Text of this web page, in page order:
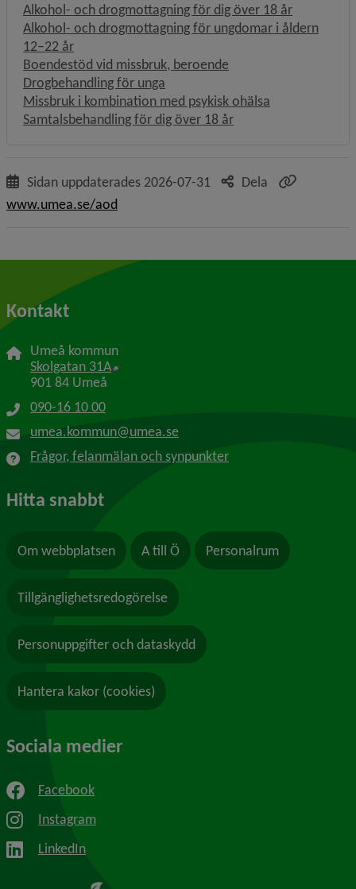
Alkohol- och drogmottagning för dig över 18 år
Alkohol- och drogmottagning för ungdomar i åldern
12–22 år
Boendestöd vid missbruk, beroende
Drogbehandling för unga
Missbruk i kombination med psykisk ohälsa
Samtalsbehandling för dig över 18 år
Sidan uppdaterades 2026-07-31
Dela
www.umea.se/aod
Kontakt
Umeå kommun
Skolgatan 31A Länk till annan webbplats, öppnas i nytt
901 84 Umeå
090-16 10 00
umea.kommun@umea.se
Frågor, felanmälan och synpunkter
Hitta snabbt
Om webbplatsen A till Ö Personalrum
Tillgänglighetsredogörelse
Personuppgifter och dataskydd
Hantera kakor (cookies)
Sociala medier
Facebook
Instagram
LinkedIn